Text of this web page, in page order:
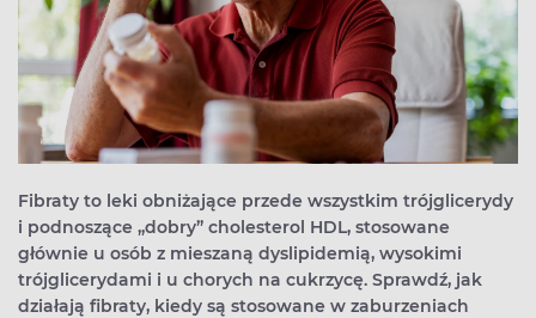
Fibraty to leki obniżające przede wszystkim trójglicerydy
i podnoszące „dobry” cholesterol HDL, stosowane
głównie u osób z mieszaną dyslipidemią, wysokimi
trójglicerydami i u chorych na cukrzycę. Sprawdź, jak
działają fibraty, kiedy są stosowane w zaburzeniach